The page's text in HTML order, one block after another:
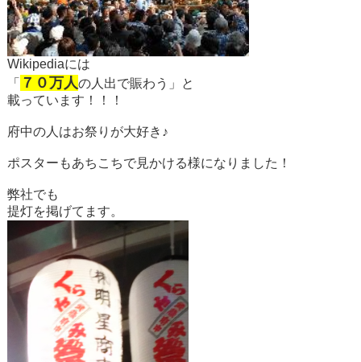
Wikipediaには
「 ７０万人の人出で賑わう」と
載っています！！！
府中の人はお祭りが大好き♪
ポスターもあちこちで見かける様になりました！
弊社でも
提灯を掲げてます。